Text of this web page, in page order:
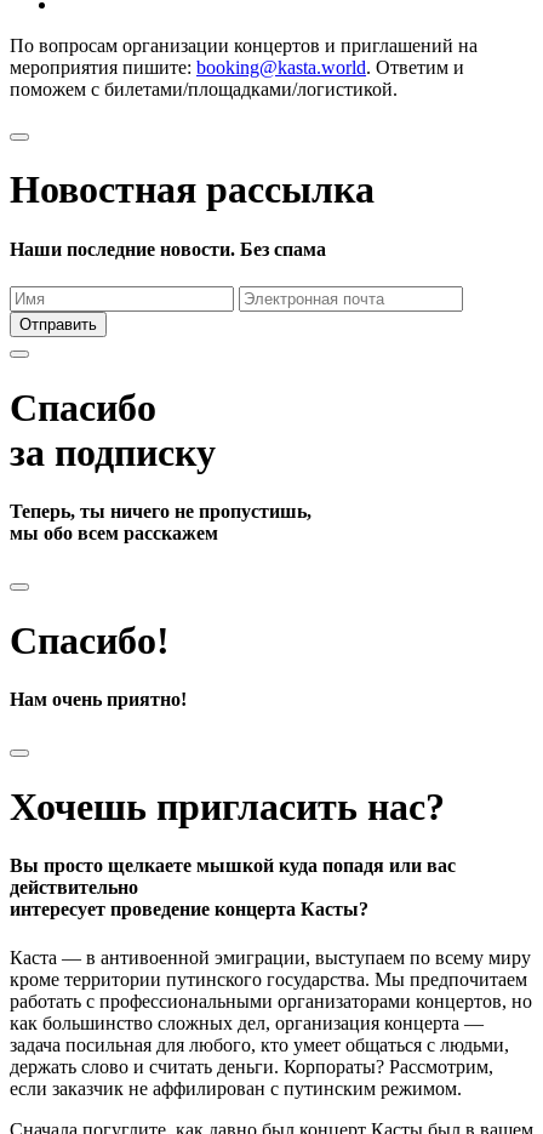
По вопросам организации концертов и приглашений на
мероприятия пишите: booking@kasta.world. Ответим и
поможем с билетами/площадками/логистикой.
Новостная рассылка
Наши последние новости. Без спама
Отправить
Спасибо
за подписку
Теперь, ты ничего не пропустишь,
мы обо всем расскажем
Спасибо!
Нам очень приятно!
Хочешь пригласить нас?
Вы просто щелкаете мышкой куда попадя или вас
действительно
интересует проведение концерта Касты?
Каста — в антивоенной эмиграции, выступаем по всему миру
кроме территории путинского государства. Мы предпочитаем
работать с профессиональными организаторами концертов, но
как большинство сложных дел, организация концерта —
задача посильная для любого, кто умеет общаться с людьми,
держать слово и считать деньги. Корпораты? Рассмотрим,
если заказчик не аффилирован с путинским режимом.
Сначала погуглите, как давно был концерт Касты был в вашем